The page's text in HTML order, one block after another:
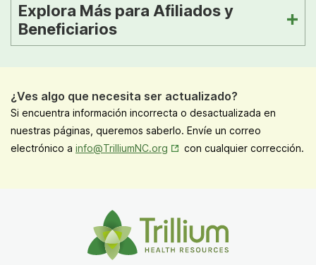
Explora Más para Afiliados y
Beneficiarios
¿Ves algo que necesita ser actualizado?
Si encuentra información incorrecta o desactualizada en
nuestras páginas, queremos saberlo. Envíe un correo
electrónico a info@TrilliumNC.org Opens in New Tab
con cualquier corrección.